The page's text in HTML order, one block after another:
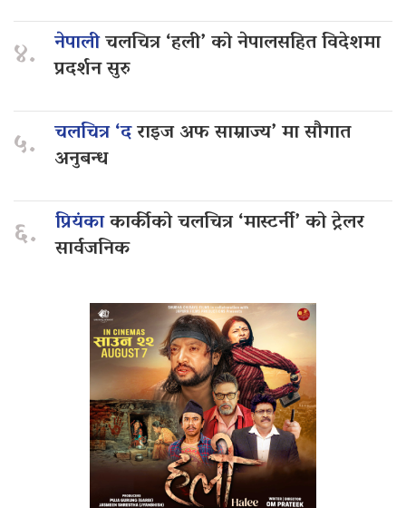
४. नेपालीचलचित्र ‘हली’ को नेपालसहित विदेशमा
प्रदर्शन सुरु
५. चलचित्र ‘दराइज अफ साम्राज्य’ मा सौगात
अनुबन्ध
६. प्रियंकाकार्कीको चलचित्र ‘मास्टर्नी’ को ट्रेलर
सार्वजनिक